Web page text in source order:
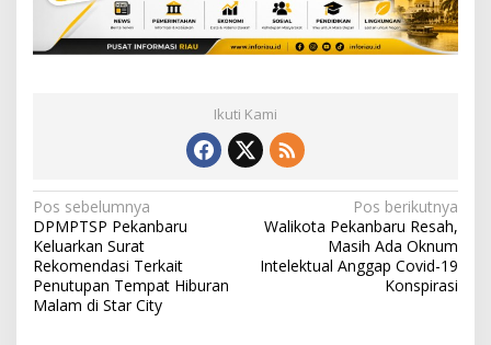
Ikuti Kami
N
a
v
i
Pos sebelumnya
DPMPTSP Pekanbaru
Keluarkan Surat
Rekomendasi Terkait
Penutupan Tempat Hiburan
Malam di Star City
Pos berikutnya
Walikota Pekanbaru Resah,
Masih Ada Oknum
Intelektual Anggap Covid-19
Konspirasi